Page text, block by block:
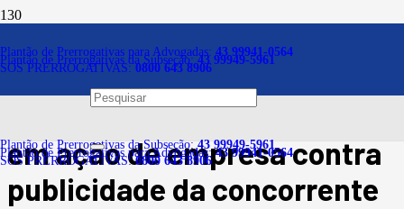
Plantão de Prerrogativas para Advogadas: 43 99941-0564
Plantão de Prerrogativas da Subseção:43 99949-5961
SOS PRERROGATIVAS:0800 643 8906
Plantão de Prerrogativas da Subseção:43 99949-5961
Plantão de Prerrogativas para Advogadas:43 99941-0564
SOS PRERROGATIVAS:0800 643 8906
Não cabe inversão
automática do ônus da prova
em ação de empresa contra
publicidade da concorrente